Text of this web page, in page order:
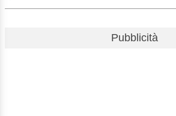
Pubblicità